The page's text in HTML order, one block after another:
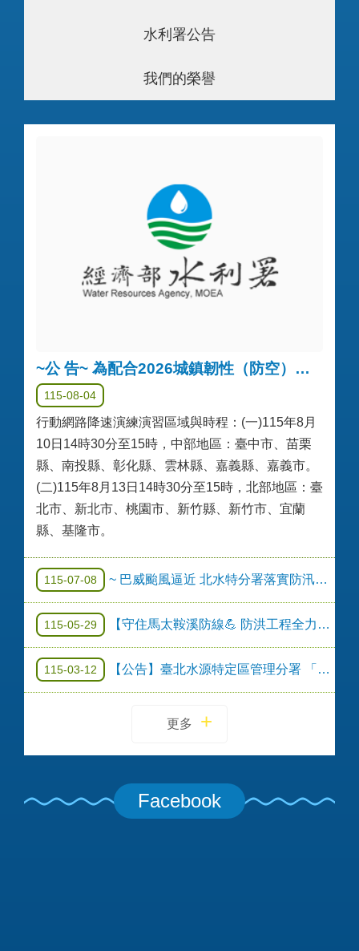
水利署公告
我們的榮譽
~公 告~ 為配合2026城鎮韌性（防空）演習，國家通訊傳播委員會訂於中部及北部地區實施行動網路降速演練，請貴單位（機關、公司）協助轉知所屬、產業公協會、公司行號等對象並提前採取因應措施，請查照。
115-08-04
行動網路降速演練演習區域與時程：(一)115年8月
10日14時30分至15時，中部地區：臺中市、苗栗
縣、南投縣、彰化縣、雲林縣、嘉義縣、嘉義市。
(二)115年8月13日14時30分至15時，北部地區：臺
北市、新北市、桃園市、新竹縣、新竹市、宜蘭
縣、基隆市。
115-07-08 ~ 巴威颱風逼近 北水特分署落實防汛整備加強大臺北水源安全應變 ~
115-05-29 【守住馬太鞍溪防線💪 防洪工程全力推進！】
115-03-12 【公告】臺北水源特定區管理分署 「115 年度新店溪上游(石碇、坪林、雙溪區)治理工程」(規劃設計階段)民眾參與說明會，詳附件，請踴躍參加。
更多
Facebook